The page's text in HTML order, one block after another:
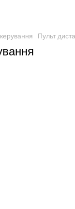
Пульт